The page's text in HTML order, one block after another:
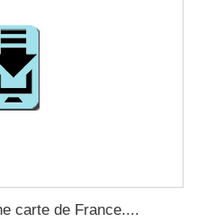
carte de France....